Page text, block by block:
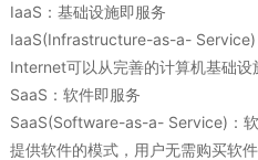
IaaS：基础设施即服务
IaaS(Infrastructure-as-a- Service)
Internet可以从完善的计算机基础设
SaaS：软件即服务
SaaS(Software-as-a- Service)：
提供软件的模式，用户无需购买软